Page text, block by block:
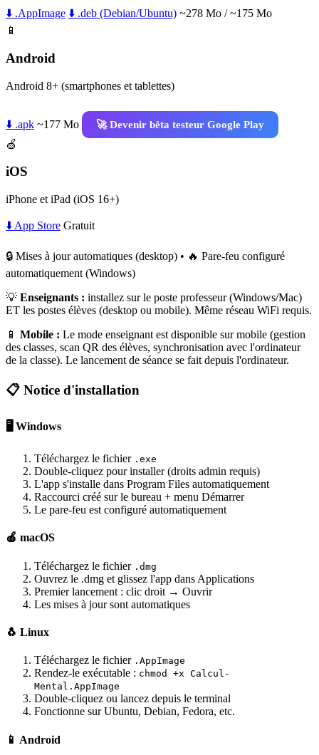
⬇️ .AppImage ⬇️ .deb (Debian/Ubuntu) ~278 Mo / ~175 Mo
📱
Android
Android 8+ (smartphones et tablettes)
⬇️ .apk ~177 Mo
🚀 Devenir bêta testeur Google Play
🍏
iOS
iPhone et iPad (iOS 16+)
⬇️ App Store Gratuit
🔒 Mises à jour automatiques (desktop) • 🔥 Pare-feu configuré
automatiquement (Windows)
💡 Enseignants : installez sur le poste professeur (Windows/Mac)
ET les postes élèves (desktop ou mobile). Même réseau WiFi requis.
📱 Mobile : Le mode enseignant est disponible sur mobile (gestion
des classes, scan QR des élèves, synchronisation avec l'ordinateur
de la classe). Le lancement de séance se fait depuis l'ordinateur.
📋 Notice d'installation
🖥️ Windows
Téléchargez le fichier .exe
Double-cliquez pour installer (droits admin requis)
L'app s'installe dans Program Files automatiquement
Raccourci créé sur le bureau + menu Démarrer
Le pare-feu est configuré automatiquement
🍎 macOS
Téléchargez le fichier .dmg
Ouvrez le .dmg et glissez l'app dans Applications
Premier lancement : clic droit → Ouvrir
Les mises à jour sont automatiques
🐧 Linux
Téléchargez le fichier .AppImage
Rendez-le exécutable : chmod +x Calcul-
Mental.AppImage
Double-cliquez ou lancez depuis le terminal
Fonctionne sur Ubuntu, Debian, Fedora, etc.
📱 Android